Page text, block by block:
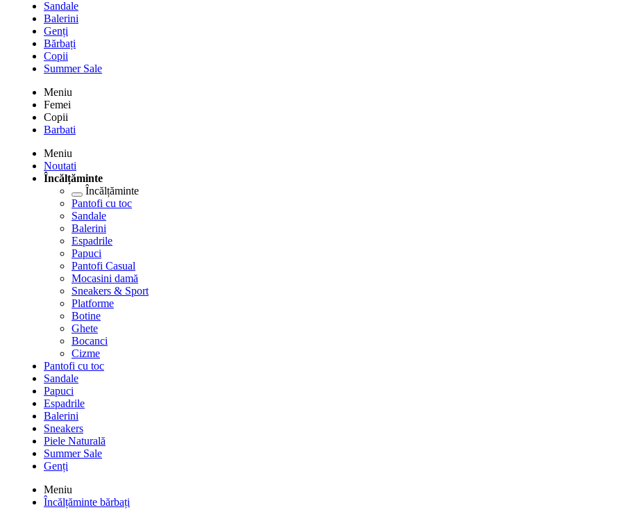
Sandale
Balerini
Genți
Bărbați
Copii
Summer Sale
Meniu
Femei
Copii
Barbati
Meniu
Noutati
Încălțăminte
Încălțăminte
Pantofi cu toc
Sandale
Balerini
Espadrile
Papuci
Pantofi Casual
Mocasini damă
Sneakers & Sport
Platforme
Botine
Ghete
Bocanci
Cizme
Pantofi cu toc
Sandale
Papuci
Espadrile
Balerini
Sneakers
Piele Naturală
Summer Sale
Genți
Meniu
Încălțăminte bărbați